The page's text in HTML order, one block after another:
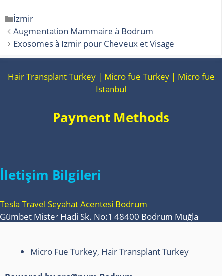
Catégories
İzmir
Augmentation Mammaire à Bodrum
Exosomes à Izmir pour Cheveux et Visage
Hair Transplant Turkey | Micro fue Turkey | Micro fue
Istanbul
Payment Methods
İletişim Bilgileri
Tesla Travel Seyahat Acentesi Bodrum
Gümbet Mister Hadi Sk. No:1 48400 Bodrum Muğla
Micro Fue Turkey, Hair Transplant Turkey